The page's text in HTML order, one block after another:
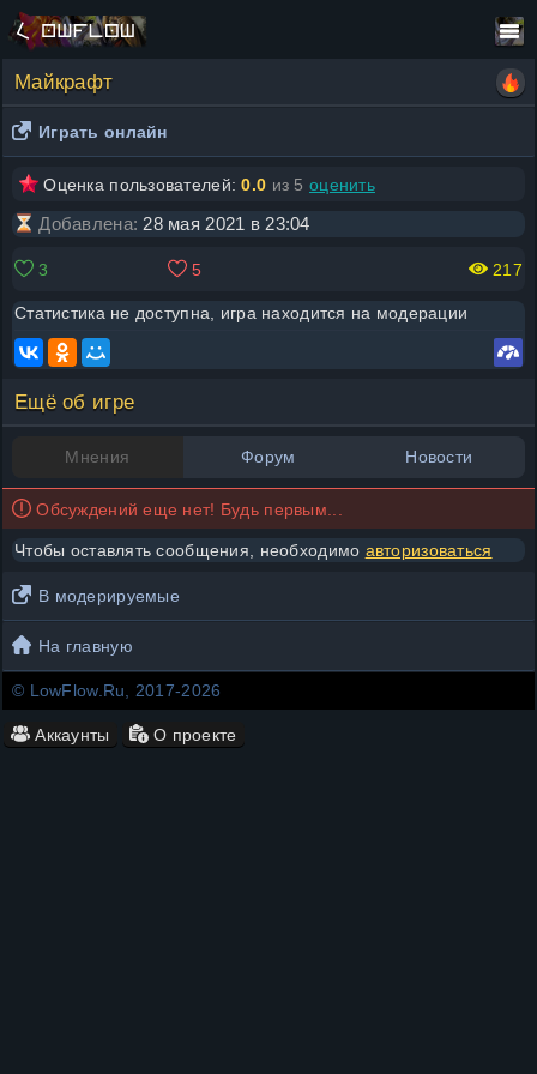
Майкрафт
Играть онлайн
Оценка пользователей:0.0 из 5 оценить
Добавлена: 28 мая 2021 в 23:04
3 5 217
Статистика не доступна, игра находится на модерации
Ещё об игре
Мнения Форум Новости
Обсуждений еще нет! Будь первым...
Чтобы оставлять сообщения, необходимо авторизоваться
В модерируемые
На главную
© LowFlow.Ru, 2017-2026
Аккаунты О проекте